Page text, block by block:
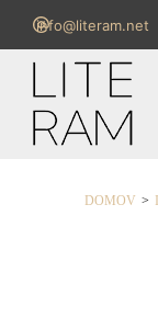
info@literam.net
DOMOV >